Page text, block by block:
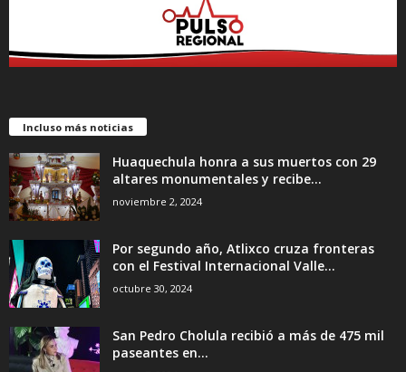
Incluso más noticias
Huaquechula honra a sus muertos con 29
altares monumentales y recibe...
noviembre 2, 2024
Por segundo año, Atlixco cruza fronteras
con el Festival Internacional Valle...
octubre 30, 2024
San Pedro Cholula recibió a más de 475 mil
paseantes en...